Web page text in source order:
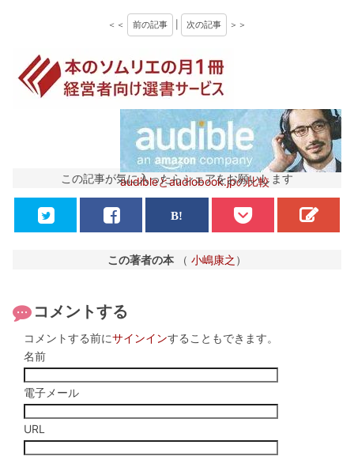
＜＜ 前の記事 次の記事 ＞＞
audibleとaudiobook.jpの比較
この記事が気に入ったらシェアをお願いします
この著者の本 （ 小嶋康之 ）
コメントする
コメントする前にサインインすることもできます。
名前
電子メール
URL